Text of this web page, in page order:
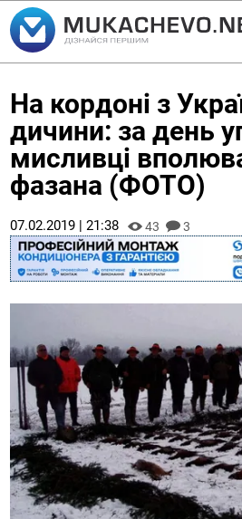
На кордоні з
дичини: за день
мисливці
фазана (ФОТО)
07.02.2019 | 21:38 43 3